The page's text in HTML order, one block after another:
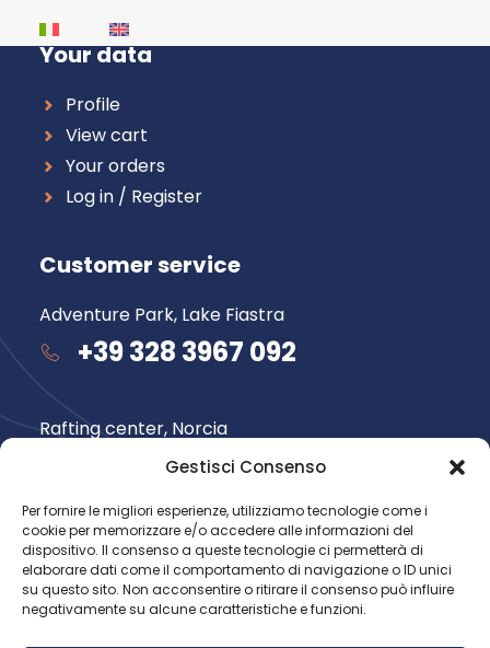
Gestisci Consenso
Per fornire le migliori esperienze, utilizziamo tecnologie come i
cookie per memorizzare e/o accedere alle informazioni del
dispositivo. Il consenso a queste tecnologie ci permetterà di
elaborare dati come il comportamento di navigazione o ID unici
su questo sito. Non acconsentire o ritirare il consenso può influire
negativamente su alcune caratteristiche e funzioni.
Your data
Profile
View cart
Your orders
Log in / Register
Customer service
Adventure Park, Lake Fiastra
+39 328 3967 092
Rafting center, Norcia
+39 348 735 6565
Follow us